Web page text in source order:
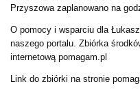
Przyszowa zaplanowano na
O pomocy i wsparciu dla
naszego portalu. Zbiórka
internetową pomagam.pl
Link do zbiórki na stronie